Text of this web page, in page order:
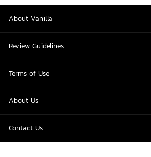
About Vanilla
Review Guidelines
Terms of Use
About Us
Contact Us